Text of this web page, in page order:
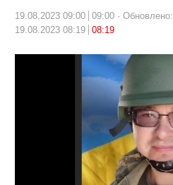
19.08.2023 09:00 09:00
Обновлено:
19.08.2023 08:19
08:19